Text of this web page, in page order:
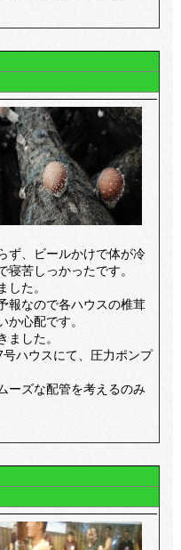
ず、ビールかけで体が冷
寝苦しっかったです。
した。
報なので各ハウスの椎茸
か心配です。
ました。
ハウスにて、圧力ポンプ
ーズな配管を考えるのみ